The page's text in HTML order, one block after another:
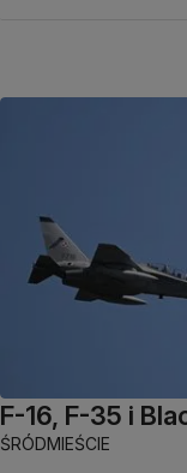
F-16, F-35 i
ŚRÓDMIEŚCIE